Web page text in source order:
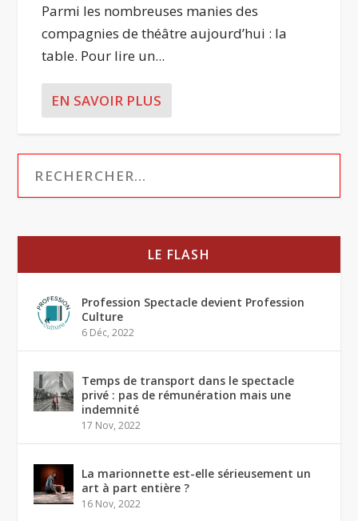
Parmi les nombreuses manies des
compagnies de théâtre aujourd’hui : la
table. Pour lire un...
EN SAVOIR PLUS
LE FLASH
Profession Spectacle devient Profession
Culture
6 Déc, 2022
Temps de transport dans le spectacle
privé : pas de rémunération mais une
indemnité
17 Nov, 2022
La marionnette est-elle sérieusement un
art à part entière ?
16 Nov, 2022